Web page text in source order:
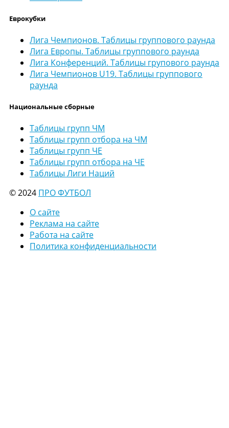
Еврокубки
Лига Чемпионов. Таблицы группового раунда
Лига Европы. Таблицы группового раунда
Лига Конференций. Таблицы групового раунда
Лига Чемпионов U19. Таблицы группового
раунда
Национальные сборные
Таблицы групп ЧМ
Таблицы групп отбора на ЧМ
Таблицы групп ЧЕ
Таблицы групп отбора на ЧЕ
Таблицы Лиги Наций
© 2024 ПРО ФУТБОЛ
О сайте
Реклама на сайте
Работа на сайте
Политика конфиденциальности